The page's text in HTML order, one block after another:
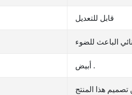
قابل للتعديل
الباعث للضوء
أبيض .
تصميم هذا المنتج